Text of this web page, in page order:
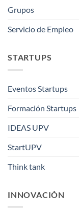
Grupos
Servicio de Empleo
STARTUPS
Eventos Startups
Formación Startups
IDEAS UPV
StartUPV
Think tank
INNOVACIÓN